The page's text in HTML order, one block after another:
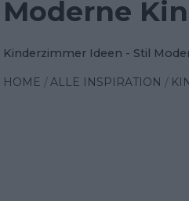
Moderne
Kinderzimmer Ideen - Stil
HOME ALLE INSPIRATION